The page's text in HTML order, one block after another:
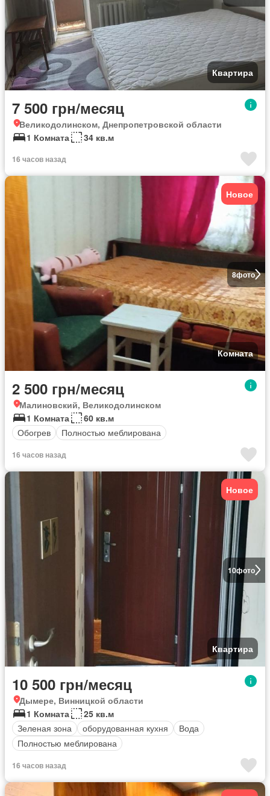
Квартира
7 500 грн/месяц
Великодолинском, Днепропетровской области
1 Комната
34 кв.м
16 часов назад
8фото
Новое
Комната
2 500 грн/месяц
Малиновский, Великодолинском
1 Комната
60 кв.м
Обогрев
Полностью меблирована
16 часов назад
10фото
Новое
Квартира
10 500 грн/месяц
Дымере, Винницкой области
1 Комната
25 кв.м
Зеленая зона
оборудованная кухня
Вода
Полностью меблирована
16 часов назад